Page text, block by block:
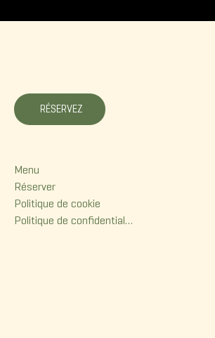
Menu
Réserver
Politique de cookie
Politique de confidentialité
RÉSERVEZ